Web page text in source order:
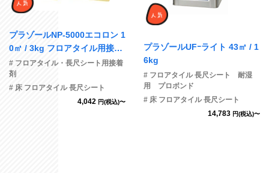
プラゾールNP-5000エコロン 1
0㎡ / 3kg フロアタイル用接着
剤
# フロアタイル・長尺シート用接着
剤
# 床 フロアタイル 長尺シート
4,042 円(税込)〜
プラゾールUFｰライト 43㎡ / 1
6kg
# フロアタイル 長尺シート 耐湿
用 プロボンド
# 床 フロアタイル 長尺シート
14,783 円(税込)〜